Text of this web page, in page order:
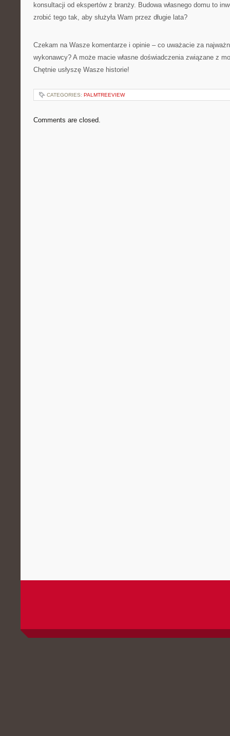
konsultacji od ekspertów z branży. Budowa własnego domu to
zrobić tego tak, aby służyła Wam przez długie lata?
Czekam na Wasze komentarze i opinie – co uważacie za
wykonawcy? A może macie własne doświadczenia związane z
Chętnie usłyszę Wasze historie!
CATEGORIES: PALMTREEVIEW
Comments are closed.